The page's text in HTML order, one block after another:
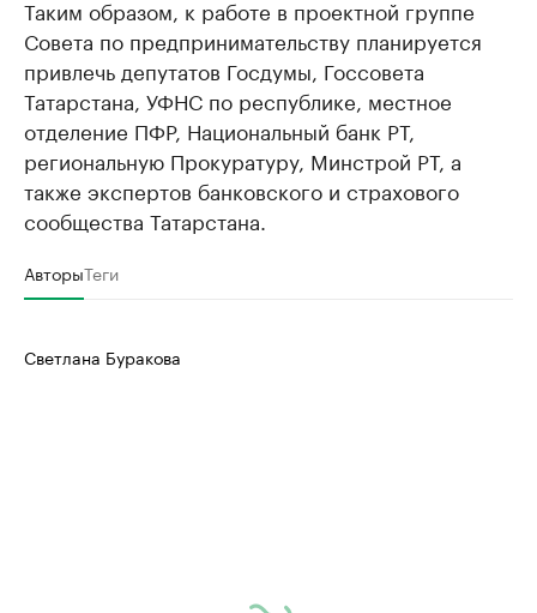
Таким образом, к работе в проектной группе
Совета по предпринимательству планируется
привлечь депутатов Госдумы, Госсовета
Татарстана, УФНС по республике, местное
отделение ПФР, Национальный банк РТ,
региональную Прокуратуру, Минстрой РТ, а
также экспертов банковского и страхового
сообщества Татарстана.
АвторыТеги
Светлана Буракова